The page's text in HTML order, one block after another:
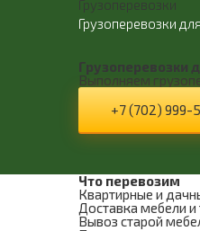
Грузоперевозки
Грузоперевозки
Грузоперевозки
Выполняем
+7 (702) 999-
Что перевозим
Квартирные и
Доставка мебели и
Вывоз старой